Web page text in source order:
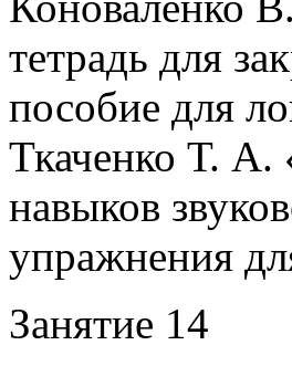
тетрадь для
пособие для
Ткаченко Т. А.
навыков
упражнения
Занятие 14